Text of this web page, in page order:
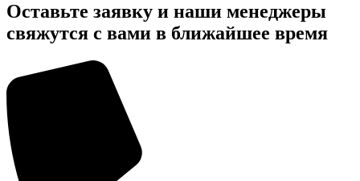
Оставьте заявку и наши менеджеры
свяжутся с вами в ближайшее время